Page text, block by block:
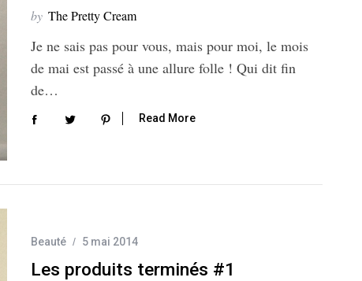
by The Pretty Cream
Je ne sais pas pour vous, mais pour moi, le mois
de mai est passé à une allure folle ! Qui dit fin
de…
Read More
Beauté 5 mai 2014
Les produits terminés #1